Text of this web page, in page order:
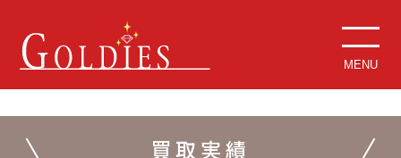
MENU
買取実績